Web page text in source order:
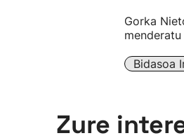
Gorka
Bidasoa
Zure